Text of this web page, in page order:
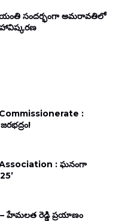
జయంతి సందర్భంగా అమరావతిలో
:
: ఘనంగా
– హేమలత రెడ్డి ప్రయాణం